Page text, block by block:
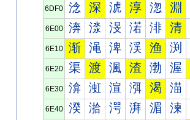
6DF0 淰 深 淲 淳 淴 淵
6E00 渀 渁 渂 渃 渄 清
6E10 渐 渑 渒 渓 渔 渕
6E20 渠 渡 渢 渣 渤 渥
6E30 渰 渱 渲 渳 渴 渵
6E40 湀 湁 湂 湃 湄 湅